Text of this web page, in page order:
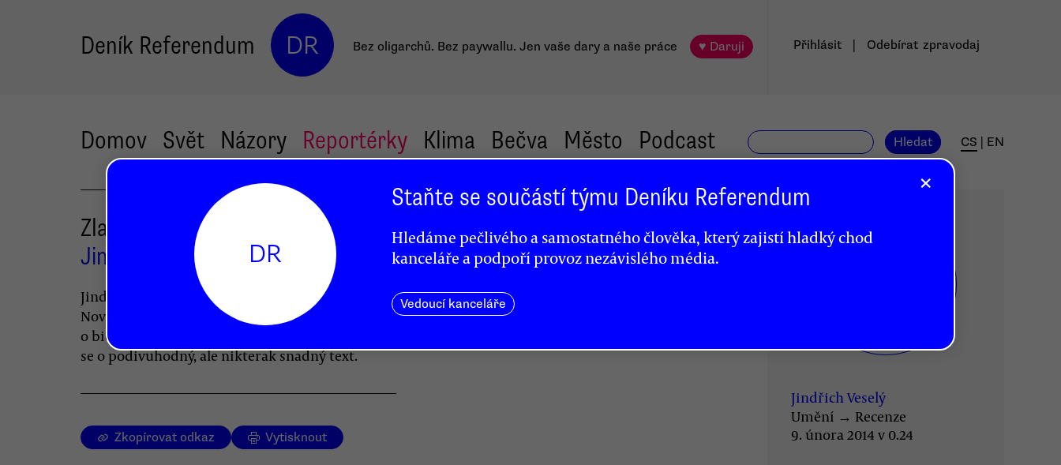
Deník Referendum DR Bez oligarchů. Bez paywallu. Jen vaše dary a naše práce ♥ Daruji Přihlásit Odebírat zpravodaj
Domov Svět Názory Reportérky Klima Bečva Město Podcast Hledat CS EN
Zlaté vejce
Jindřich Veselý
Jindřich Veselý upozorňuje na knihu Františka
Nováka Výstup na horu Ťululum aneb
o biologické podstatě pozemského času. Jedná
se o podivuhodný, ale nikterak snadný text.
Zkopírovat odkaz Vytisknout
Jindřich Veselý
Umění → Recenze
9. února 2014 v 0.24
×
DR
Staňte se součástí týmu Deníku Referendum
Hledáme pečlivého a samostatného člověka, který zajistí hladký chod
kanceláře a podpoří provoz nezávislého média.
Vedoucí kanceláře